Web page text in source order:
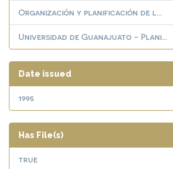
Organización y planificación de l...
Universidad de Guanajuato - Plani...
Date issued
1995
Has File(s)
true